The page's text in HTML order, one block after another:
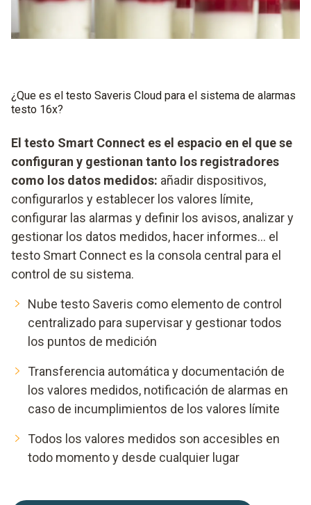
¿Que es el testo Saveris Cloud para el sistema de alarmas
testo 16x?
El testo Smart Connect es el espacio en el que se
configuran y gestionan tanto los registradores
como los datos medidos: añadir dispositivos,
configurarlos y establecer los valores límite,
configurar las alarmas y definir los avisos, analizar y
gestionar los datos medidos, hacer informes... el
testo Smart Connect es la consola central para el
control de su sistema.
Nube testo Saveris como elemento de control
centralizado para supervisar y gestionar todos
los puntos de medición
Transferencia automática y documentación de
los valores medidos, notificación de alarmas en
caso de incumplimientos de los valores límite
Todos los valores medidos son accesibles en
todo momento y desde cualquier lugar